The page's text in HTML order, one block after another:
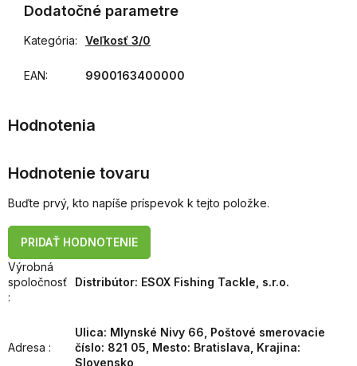
Dodatočné parametre
Kategória: Veľkosť 3/0
EAN: 9900163400000
Hodnotenie tovaru
Buďte prvý, kto napíše príspevok k tejto položke.
PRIDAŤ HODNOTENIE
Výrobná
spoločnosť
:
Distribútor: ESOX Fishing Tackle, s.r.o.
Adresa :
Ulica: Mlynské Nivy 66, Poštové smerovacie
číslo: 821 05, Mesto: Bratislava, Krajina:
Slovensko